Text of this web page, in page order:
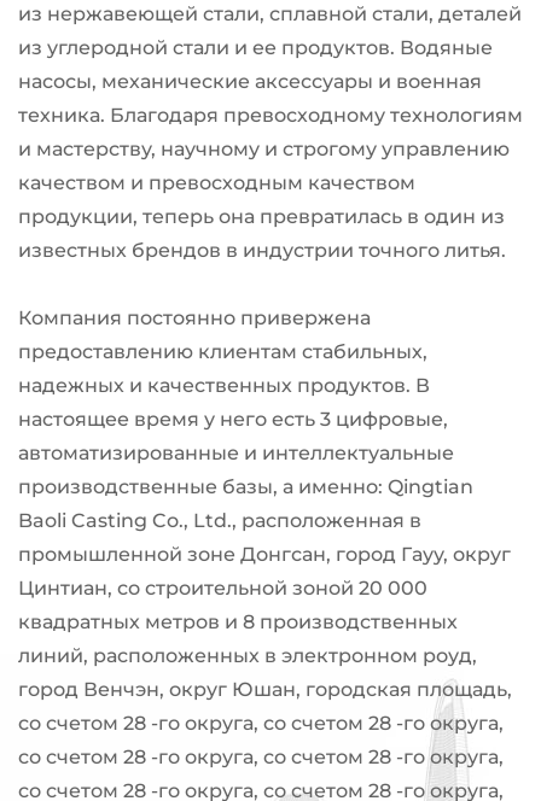
из нержавеющей стали, сплавной стали, деталей
из углеродной стали и ее продуктов. Водяные
насосы, механические аксессуары и военная
техника. Благодаря превосходному технологиям
и мастерству, научному и строгому управлению
качеством и превосходным качеством
продукции, теперь она превратилась в один из
известных брендов в индустрии точного литья.
Компания постоянно привержена
предоставлению клиентам стабильных,
надежных и качественных продуктов. В
настоящее время у него есть 3 цифровые,
автоматизированные и интеллектуальные
производственные базы, а именно: Qingtian
Baoli Casting Co., Ltd., расположенная в
промышленной зоне Донгсан, город Гауу, округ
Цинтиан, со строительной зоной 20 000
квадратных метров и 8 производственных
линий, расположенных в электронном роуд,
город Венчэн, округ Юшан, городская площадь,
со счетом 28 -го округа, со счетом 28 -го округа,
со счетом 28 -го округа, со счетом 28 -го округа,
со счетом 28 -го округа, со счетом 28 -го округа,